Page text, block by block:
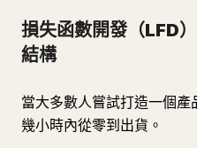
損失函數開發（LFD
結構
當大多數人嘗試打造一個
幾小時內從零到出貨。